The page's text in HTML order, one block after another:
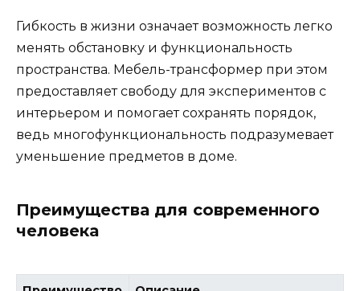
Гибкость в жизни означает возможность легко
менять обстановку и функциональность
пространства. Мебель-трансформер при этом
предоставляет свободу для экспериментов с
интерьером и помогает сохранять порядок,
ведь многофункциональность подразумевает
уменьшение предметов в доме.
Преимущества для современного
человека